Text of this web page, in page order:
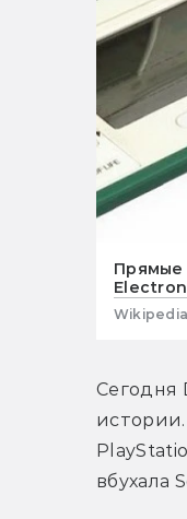
Прямые
Wikipedia
Сегодня
вбухала